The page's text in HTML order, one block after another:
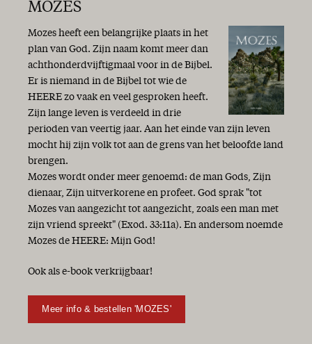
MOZES
Mozes heeft een belangrijke plaats in het
plan van God. Zijn naam komt meer dan
achthonderdvijftigmaal voor in de Bijbel.
Er is niemand in de Bijbel tot wie de
HEERE zo vaak en veel gesproken heeft.
Zijn lange leven is verdeeld in drie
perioden van veertig jaar. Aan het einde van zijn leven
mocht hij zijn volk tot aan de grens van het beloofde land
brengen.
Mozes wordt onder meer genoemd: de man Gods, Zijn
dienaar, Zijn uitverkorene en profeet. God sprak "tot
Mozes van aangezicht tot aangezicht, zoals een man met
zijn vriend spreekt" (Exod. 33:11a). En andersom noemde
Mozes de HEERE: Mijn God!
Ook als e-book verkrijgbaar!
Meer info & bestellen 'MOZES'